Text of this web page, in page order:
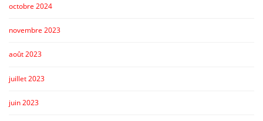
octobre 2024
novembre 2023
août 2023
juillet 2023
juin 2023